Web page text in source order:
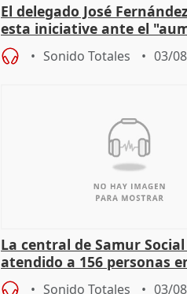
El delegado José
esta iniciative ante el
personas sin hogar en
Sonido Totales 03/
La central de Samur
atendido a 156 personas
situación de calle durante
Sonido Totales 03/